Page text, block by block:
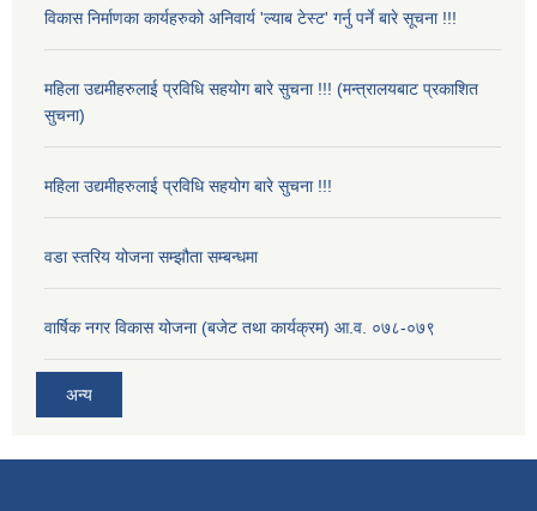
विकास निर्माणका कार्यहरुको अनिवार्य 'ल्याब टेस्ट' गर्नु पर्ने बारे सूचना !!!
महिला उद्यमीहरुलाई प्रविधि सहयोग बारे सुचना !!! (मन्त्रालयबाट प्रकाशित
सुचना)
महिला उद्यमीहरुलाई प्रविधि सहयोग बारे सुचना !!!
वडा स्तरिय योजना सम्झौता सम्बन्धमा
वार्षिक नगर विकास योजना (बजेट तथा कार्यक्रम) आ.व. ०७८-०७९
अन्य